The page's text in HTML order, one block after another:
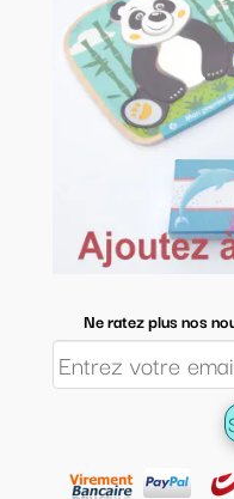
Ne ratez plus nos